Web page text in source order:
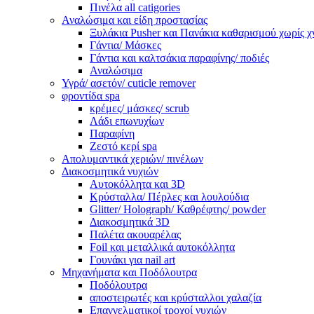
Πινέλα all catigories
Αναλώσιμα και είδη προστασίας
Ξυλάκια Pusher και Πανάκια καθαρισμού χωρίς
Γάντια/ Μάσκες
Γάντια και καλτσάκια παραφίνης/ ποδιές
Αναλώσιμα
Υγρά/ ασετόν/ cuticle remover
φροντίδα spa
κρέμες/ μάσκες/ scrub
Λάδι επωνυχίων
Παραφίνη
Ζεστό κερί spa
Απολυμαντικά χεριών/ πινέλων
Διακοσμητικά νυχιών
Αυτοκόλλητα και 3D
Κρύσταλλα/ Πέρλες και λουλούδια
Glitter/ Holograph/ Καθρέφτης/ powder
Διακοσμητικά 3D
Παλέτα ακουαρέλας
Foil και μεταλλικά αυτοκόλλητα
Γουνάκι για nail art
Μηχανήματα και Ποδόλουτρα
Ποδόλουτρα
αποστειρωτές και κρύσταλλοι χαλαζία
Επαγγελματικοί τροχοί νυχιών